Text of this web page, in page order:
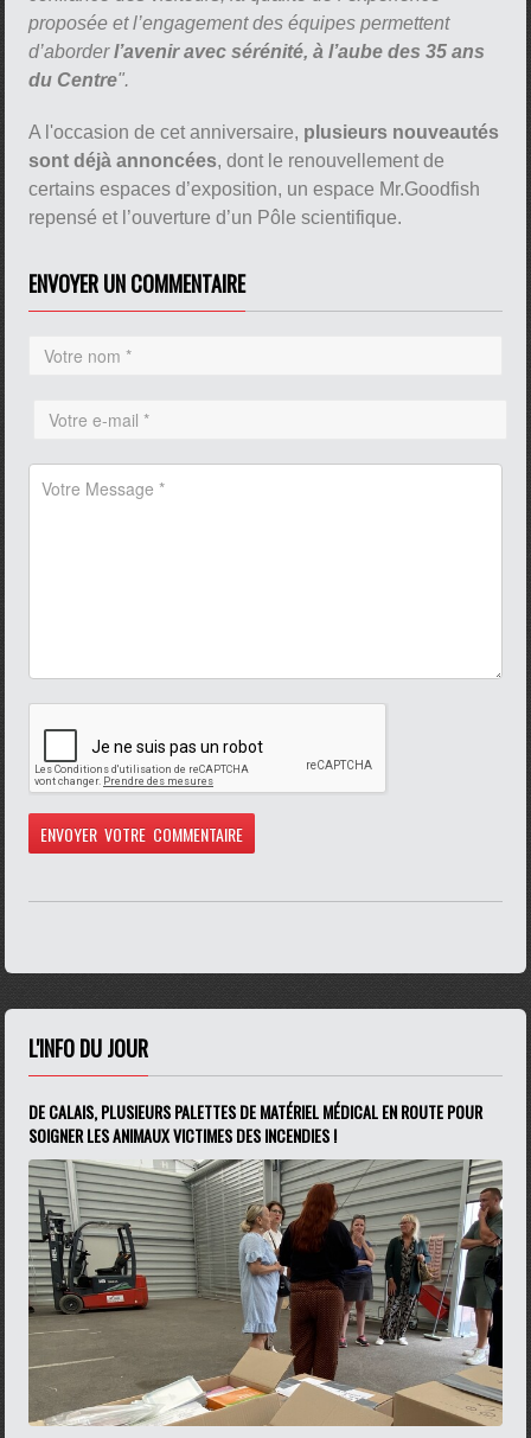
proposée et l’engagement des équipes permettent
d’aborderl’avenir avec sérénité, à l’aube des 35 ans
du Centre".
A l'occasion de cet anniversaire, plusieurs nouveautés
sont déjà annoncées, dont le renouvellement de
certains espaces d’exposition, un espace Mr.Goodfish
repensé et l’ouverture d’un Pôle scientifique.
ENVOYER UN COMMENTAIRE
L'INFO DU JOUR
DE CALAIS, PLUSIEURS PALETTES DE MATÉRIEL MÉDICAL EN ROUTE POUR
SOIGNER LES ANIMAUX VICTIMES DES INCENDIES !